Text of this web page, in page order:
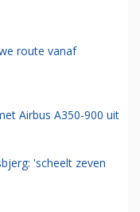
route vanaf
Airbus A350-900 uit
'scheelt zeven